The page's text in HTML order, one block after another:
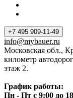
+7 495 909-11-49
info@mybauer.ru
Московская обл.,
километр
этаж 2.
График работы:
Пн - Пт с 9:00 до